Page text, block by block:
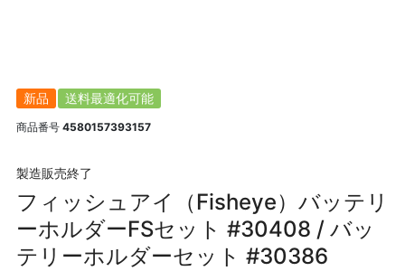
新品 送料最適化可能
商品番号 4580157393157
製造販売終了
フィッシュアイ（Fisheye）バッテリ
ーホルダーFSセット #30408 / バッ
テリーホルダーセット #30386